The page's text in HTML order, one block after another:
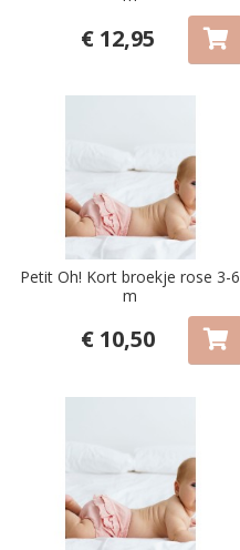
€ 12,95
Petit Oh! Kort broekje rose 3-6
m
€ 10,50